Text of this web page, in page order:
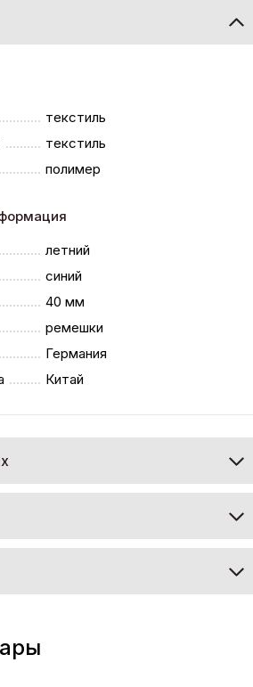
текстиль
текстиль
полимер
летний
синий
40 мм
ремешки
Германия
Китай